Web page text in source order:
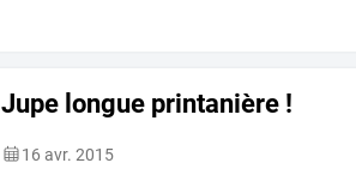
Jupe longue printanière !
16 avr. 2015